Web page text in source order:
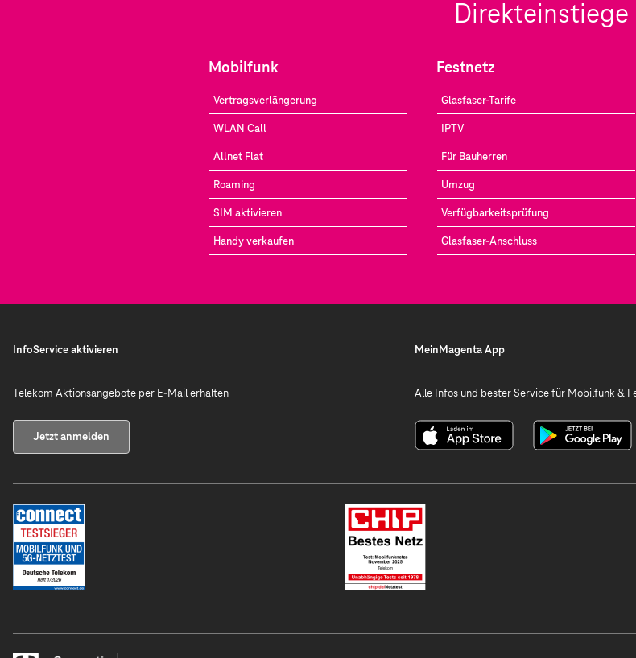
Direkteinstiege
Mobilfunk
Vertragsverlängerung
WLAN Call
Allnet Flat
Roaming
SIM aktivieren
Handy verkaufen
Festnetz
Glasfaser-Tarife
IPTV
Für Bauherren
Umzug
Verfügbarkeitsprüfung
Glasfaser-Anschluss
InfoService aktivieren
Telekom Aktionsangebote per E-Mail erhalten
Jetzt anmelden
MeinMagenta App
Alle Infos und bester Service für Mobilfunk &